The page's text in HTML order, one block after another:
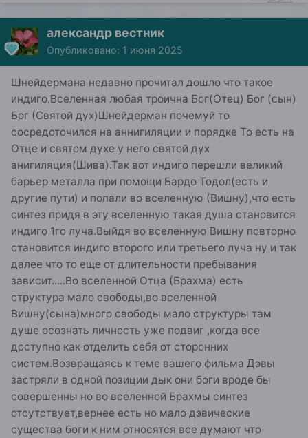
александр вестник
Опубликовано: 1 июня 2025
Шнейдермана недавно прочитал дошло что такое
индиго.Вселенная любая троична Бог(Отец) Бог (сын)
Бог (Святой дух)Шнейдерман почемуй то
сосредоточился на аннигиляции и порядке То есть на
Отце и святом духе у него святой дух
анигиляция(Шива).Так вот индиго перешли великий
барьер металла при помощи Бардо Тодол(есть и
другие пути) и попали во вселенную (Вишну),что есть
синтез придя в эту вселенную такая душа становится
индиго 1го луча.Выйдя во вселенную Вишну повторно
становится индиго второго или третьего луча ну и так
далее что то еще от длительности пребывания
зависит.....Во вселенной Отца (Брахма) есть
структура мало свободы,во вселенной
Вишну(сына)много свободы мало структуры там
душе осознать личность уже подвиг ,когда все
доступно как отделить себя от сторонних
систем.Возвращаясь к теме вашего фильма Дэвы
застряли в одной позиции дык они боги вроде бы
совершенны но во вселенной Брахмы синтез
отсутствует,вернее есть но мало дэвические
существа боги к ним относятся все думают что